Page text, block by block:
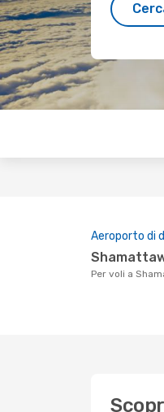
Aeroporto di
Per voli a